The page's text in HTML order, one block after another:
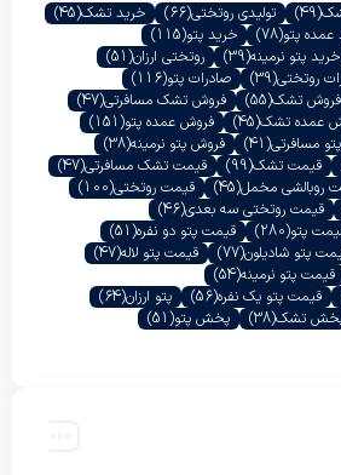
(49) تولیدی روتختی(66) خرید تشک(45)
عمده پتو(78) خرید پتو(115)
خرید پتو نرمینه(39) روتختی ارزان(51)
روتختی(39) صادرات پتو(116)
فروش تشک(55) فروش تشک مسافرتی(47)
عمده تشک(45) فروش عمده پتو(151)
مسافرتی(41) فروش پتو نرمینه(38)
قیمت تشک(99) قیمت تشک مسافرتی(47)
روبالشی مخمل(45) قیمت روتختی(100)
قیمت روتختی سه بعدی(46)
پتو(280) قیمت پتو دو نفره(51)
پتو شادیلون(77) قیمت پتو لاله(47)
قیمت پتو نرمینه(54)
قیمت پتو یک نفره(56) پتو ارزان(64)
تشک(38) پخش پتو(51)